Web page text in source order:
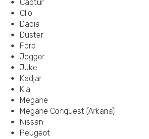
Captur
Clio
Dacia
Duster
Ford
Jogger
Juke
Kadjar
Kia
Megane
Megane Conquest (Arkana)
Nissan
Peugeot